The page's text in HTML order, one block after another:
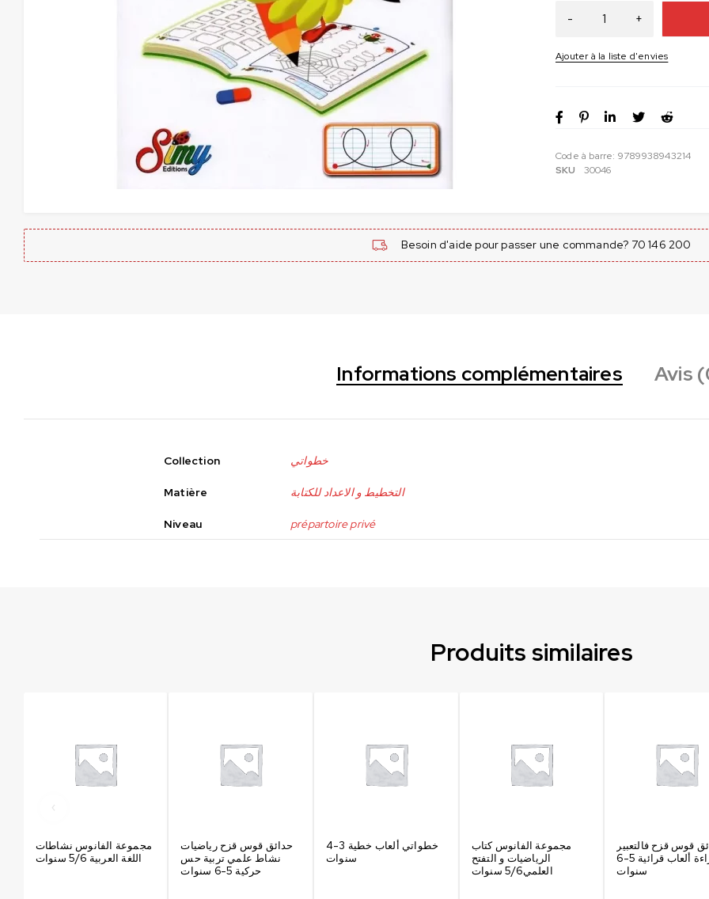
Code à barre: 9789938943214
SKU
30046
Besoin d'aide pour passer une commande? 70 146 200
Informations complémentaires Avis
Collection خطواتي
Matière التخطيط و الاعداد للكتابة
Niveau prépartoire privé
Produits similaires
مجموعة الفانوس نشاطات
اللغة العربية 5/6 سنوات
حدائق قوس قزح رياضيات
نشاط علمي تربية حس
حركية 5-6 سنوات
خطواتي ألعاب خطية 3-4
سنوات
مجموعة الفانوس كتاب
الرياضيات و التفتح
العلمي5/6 سنوات
قوس قزح فالتعبير
,قراءة ألعاب قرائية 5-6
سنوات